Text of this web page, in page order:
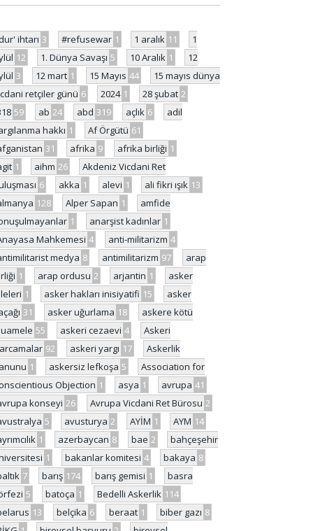
ihtarı 3 #refusewar 1 1 aralık 11
1
12 1. Dünya Savaşı 5 10 Aralık 1
12
3 12 mart 1 15 Mayıs 44
15 mayıs dünya
retçiler günü 6 2024 1 28 şubat 2
59 ab 24 abd 319 açlık 6
adil
hakkı 1 Af Örgütü 61
31 afrika 9 afrika birliği 1
1 aihm 26
Akdeniz Vicdani Ret
6 akka 1 alevi 1 ali fikri ışık 13
128 Alper Sapan 1
amfide
1 anarşist kadınlar 1
Mahkemesi 4 anti-militarizm 4
medya 8 antimilitarizm 97
arap
1 arap ordusu 2 arjantin 1
asker
1 asker hakları inisiyatifi 15
asker
31 asker uğurlama 18
askere kötü
55 askeri cezaevi 4
Askeri
92 askeri yargı 17
Askerlik
1 askersiz lefkoşa 5
Association for
Objection 1 asya 1 avrupa 41
konseyi 26 Avrupa Vicdani Ret Bürosu 2
5 avusturya 2 AYİM 1 AYM 14
1 azerbaycan 8 bae 2
bahçeşehir
1 bakanlar komitesi 4 bakaya 8
7 barış 174 barış gemisi 1
basra
5 batoça 1 Bedelli Askerlik 114
13 belçika 6 beraat 1 biber gazı 8